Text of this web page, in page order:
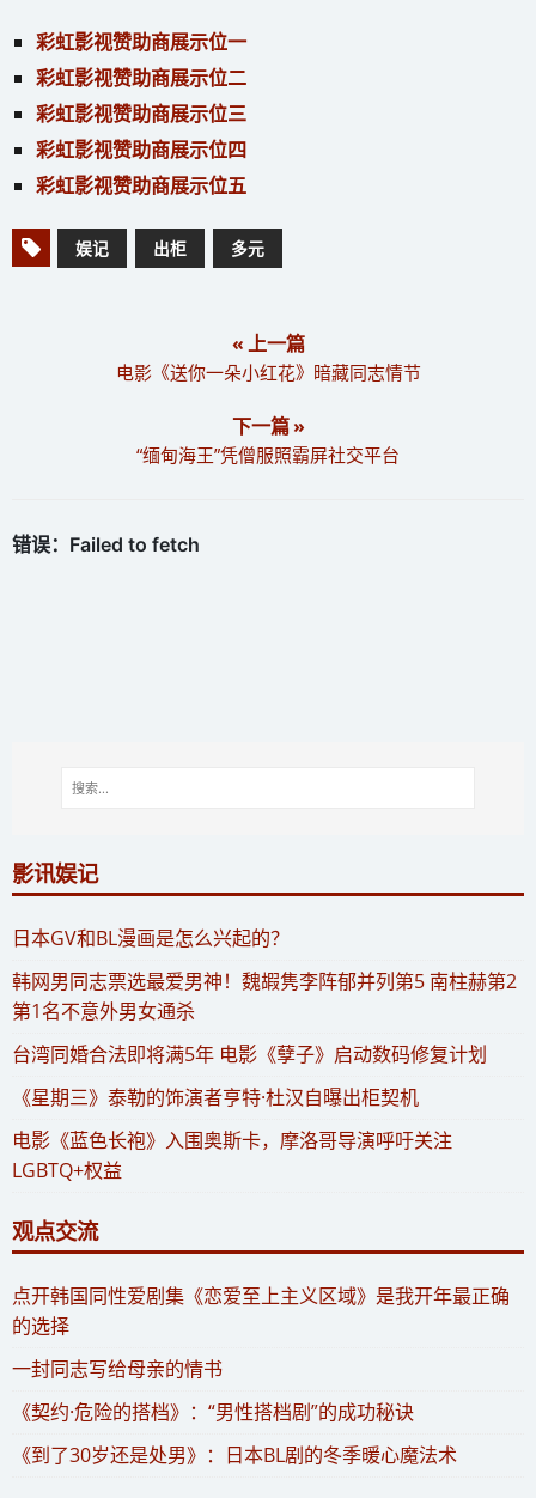
彩虹影视赞助商展示位一
彩虹影视赞助商展示位二
彩虹影视赞助商展示位三
彩虹影视赞助商展示位四
彩虹影视赞助商展示位五
娱记 出柜 多元
« 上一篇
电影《送你一朵小红花》暗藏同志情节
下一篇 »
“缅甸海王”凭僧服照霸屏社交平台
影讯娱记
​日本GV和BL漫画是怎么兴起的？
​韩网男同志票选最爱男神！魏嘏隽李阵郁并列第5 南柱赫第2
第1名不意外男女通杀
​台湾同婚合法即将满5年 电影《孽子》启动数码修复计划
《星期三》泰勒的饰演者亨特·杜汉自曝出柜契机
电影《蓝色长袍》入围奥斯卡，摩洛哥导演呼吁关注
LGBTQ+权益
观点交流
​点开韩国同性爱剧集《恋爱至上主义区域》是我开年最正确
的选择
一封同志写给母亲的情书
《契约·危险的搭档》：“男性搭档剧”的成功秘诀
《到了30岁还是处男》：日本BL剧的冬季暖心魔法术